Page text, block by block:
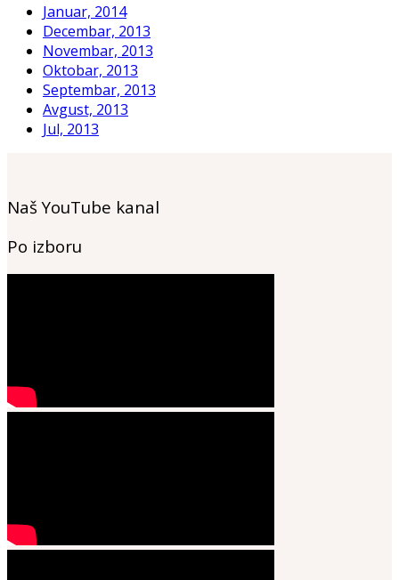
Januar, 2014
Decembar, 2013
Novembar, 2013
Oktobar, 2013
Septembar, 2013
Avgust, 2013
Jul, 2013
Naš YouTube kanal
Po izboru